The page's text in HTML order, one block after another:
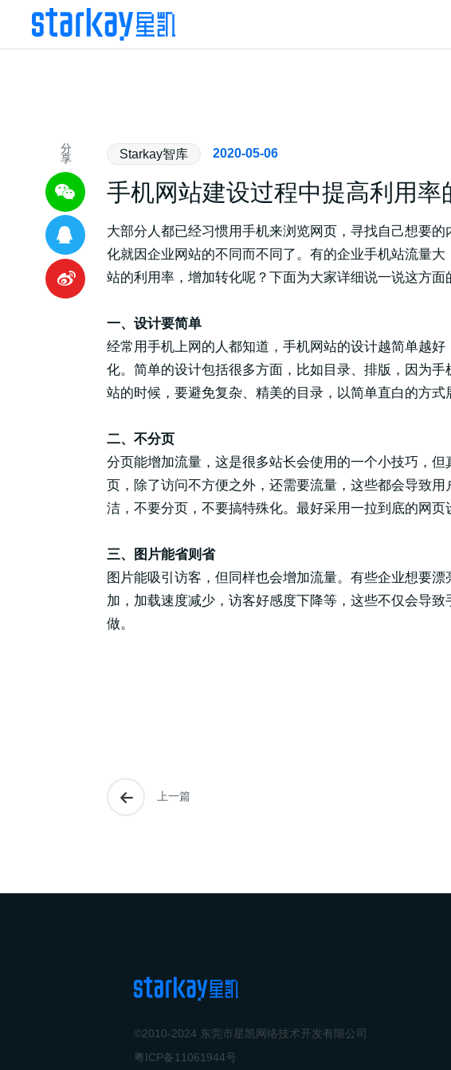
分
享
Starkay智库 2020-05-06
手机网站建设过程中提高利用率
大部分人都已经习惯用手机来浏览网页，寻找自己想要
化就因企业网站的不同而不同了。有的企业手机站流量
站的利用率，增加转化呢？下面为大家详细说一说这方面
一、设计要简单
经常用手机上网的人都知道，手机网站的设计越简单越
化。简单的设计包括很多方面，比如目录、排版，因为
站的时候，要避免复杂、精美的目录，以简单直白的方
二、不分页
分页能增加流量，这是很多站长会使用的一个小技巧，
页，除了访问不方便之外，还需要流量，这些都会导致
洁，不要分页，不要搞特殊化。最好采用一拉到底的网页
三、图片能省则省
图片能吸引访客，但同样也会增加流量。有些企业想要
加，加载速度减少，访客好感度下降等，这些不仅会导
做。
上一篇
©2010-2024 东莞市星凯网络技术开发有限公司
粤ICP备11061944号